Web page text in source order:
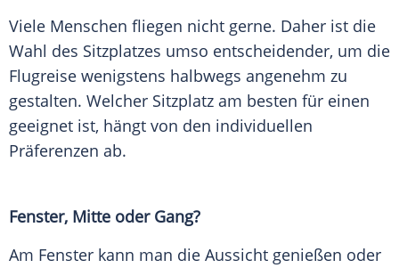
Viele Menschen fliegen nicht gerne. Daher ist die
Wahl des Sitzplatzes umso entscheidender, um die
Flugreise wenigstens halbwegs angenehm zu
gestalten. Welcher Sitzplatz am besten für einen
geeignet ist, hängt von den individuellen
Präferenzen ab.
Fenster, Mitte oder Gang?
Am Fenster kann man die Aussicht genießen oder